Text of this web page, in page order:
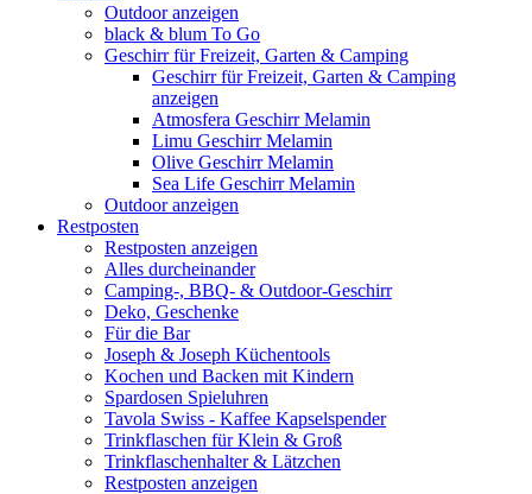
Outdoor anzeigen
black & blum To Go
Geschirr für Freizeit, Garten & Camping
Geschirr für Freizeit, Garten & Camping
anzeigen
Atmosfera Geschirr Melamin
Limu Geschirr Melamin
Olive Geschirr Melamin
Sea Life Geschirr Melamin
Outdoor anzeigen
Restposten
Restposten anzeigen
Alles durcheinander
Camping-, BBQ- & Outdoor-Geschirr
Deko, Geschenke
Für die Bar
Joseph & Joseph Küchentools
Kochen und Backen mit Kindern
Spardosen Spieluhren
Tavola Swiss - Kaffee Kapselspender
Trinkflaschen für Klein & Groß
Trinkflaschenhalter & Lätzchen
Restposten anzeigen